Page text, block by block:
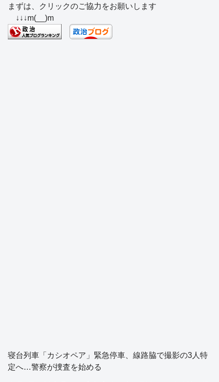
c
e
b
e
a
d
e
e
sk
y
ss
まずは、クリックのご協力をお願いします
↓↓↓m(__)m
寝台列車「カシオペア」緊急停車、線路脇で撮影の3人特
定へ…警察が捜査を始める